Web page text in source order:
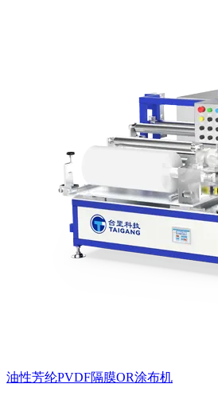
油性芳纶PVDF隔膜OR涂布机